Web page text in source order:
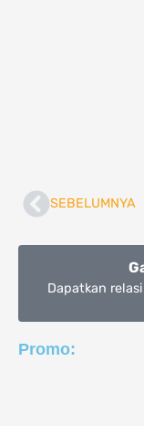
PrevSEBELUMNYA
Dapatkan
Promo: